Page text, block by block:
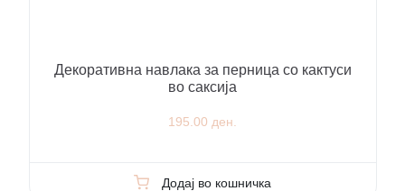
Декоративна навлака за перница со кактуси
во саксија
195.00 ден.
Додај во кошничка